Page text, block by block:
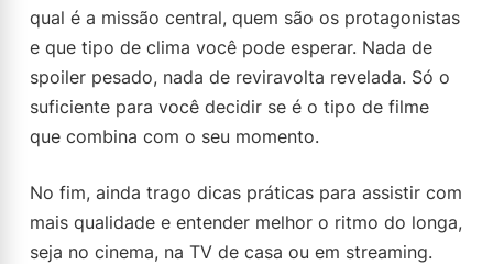
qual é a missão central, quem são os protagonistas
e que tipo de clima você pode esperar. Nada de
spoiler pesado, nada de reviravolta revelada. Só o
suficiente para você decidir se é o tipo de filme
que combina com o seu momento.
No fim, ainda trago dicas práticas para assistir com
mais qualidade e entender melhor o ritmo do longa,
seja no cinema, na TV de casa ou em streaming.